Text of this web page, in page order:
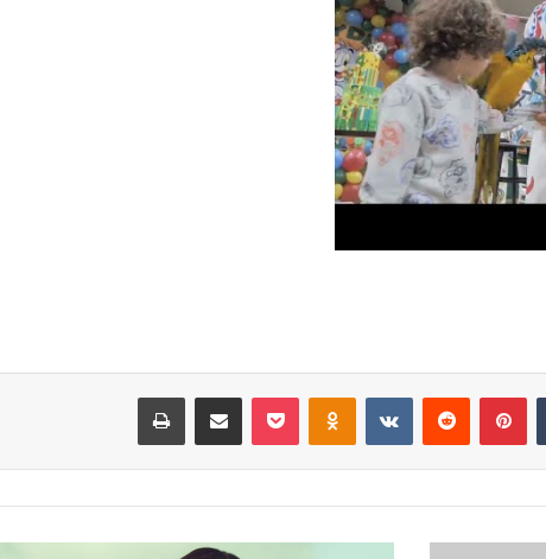
بينتيريست Odnoklassniki
‫Pocket مشاركة عبر البريد طباعة